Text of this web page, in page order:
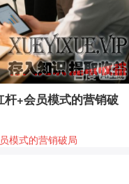
+会员模式的营销破
模式的营销破局